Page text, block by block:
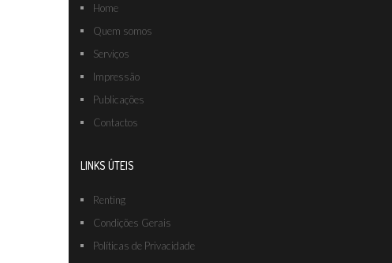
Home
Quem somos
Serviços
Impressão
Publicações
Contactos
LINKS ÚTEIS
Renting
Condições Gerais
Políticas de Privacidade